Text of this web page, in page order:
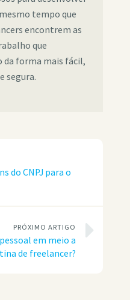
tempo que
encontrem as
que
da forma mais fácil,
segura.
do CNPJ para o
PRÓXIMO ARTIGO
em meio a
de freelancer?